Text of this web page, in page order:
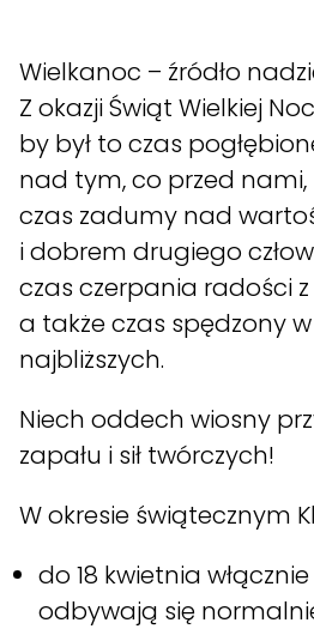
Wielkanoc – źródło
Z okazji Świąt Wielkiej
by był to czas
nad tym, co przed nami,
czas zadumy nad
i dobrem drugiego
czas czerpania radości
a także czas spędzony
najbliższych.
Niech oddech wiosny
zapału i sił twórczych!
W okresie świątecznym
do 18 kwietnia
odbywają się